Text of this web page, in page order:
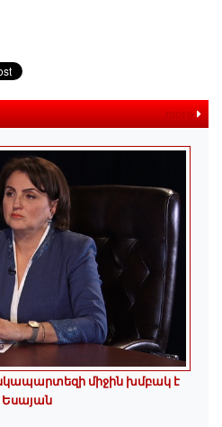
more
միջին խմբակ է
Եսայան